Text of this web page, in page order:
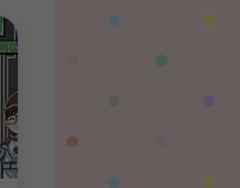
问一下这个游戏代